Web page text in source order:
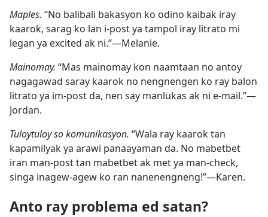
Maples. “No balibali bakasyon ko odino kaibak iray
kaarok, sarag ko lan i-post ya tampol iray litrato mi
legan ya excited ak ni.”​—Melanie.
Mainomay. “Mas mainomay kon naamtaan no antoy
nagagawad saray kaarok no nengnengen ko ray balon
litrato ya im-post da, nen say manlukas ak ni e-mail.”​—
Jordan.
Tuloytuloy so komunikasyon. “Wala ray kaarok tan
kapamilyak ya arawi panaayaman da. No mabetbet
iran man-post tan mabetbet ak met ya man-check,
singa inagew-agew ko ran nanenengneng!”​—Karen.
Anto ray problema ed satan?